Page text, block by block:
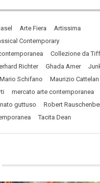
Arte Fiera
Artissima
Contemporary
Collezione da
Richter Ghada Amer
Mario Schifano
Maurizio Cattelan
mercato arte contemporanea
guttuso
Robert
Tacita Dean